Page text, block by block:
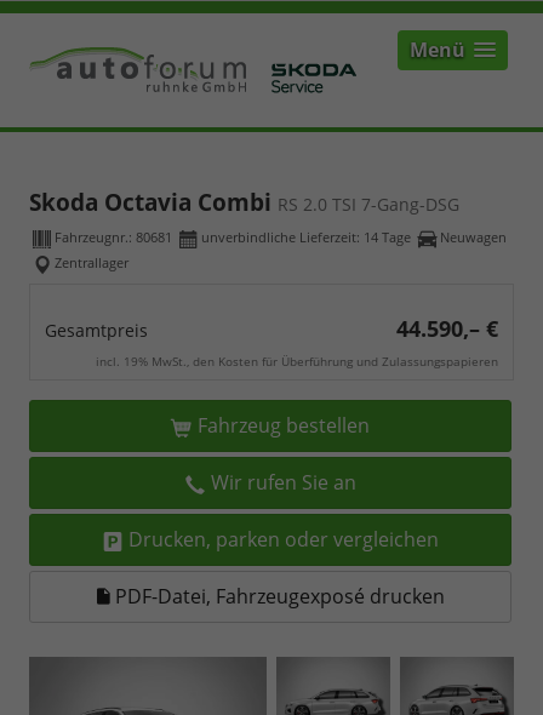
Menü
Skoda Octavia Combi RS 2.0 TSI 7-Gang-DSG
Fahrzeugnr.: 80681 unverbindliche Lieferzeit: 14 Tage
Neuwagen
Zentrallager
Gesamtpreis 44.590,– €
incl. 19% MwSt., den Kosten für Überführung und Zulassungspapieren
Fahrzeug bestellen
Wir rufen Sie an
Drucken, parken oder vergleichen
PDF-Datei, Fahrzeugexposé drucken